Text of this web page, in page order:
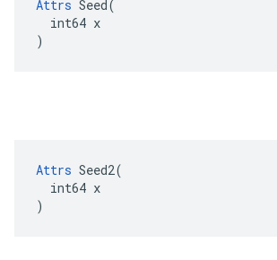
Attrs Seed(
  int64 x
)
Attrs Seed2(
  int64 x
)